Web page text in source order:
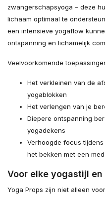
zwangerschapsyoga – deze
lichaam optimaal te
een intensieve yogaflow
ontspanning en lichamelijk
Veelvoorkomende
Het verkleinen van de
yogablokken
Het verlengen van je
Diepere ontspanning
yogadekens
Verhoogde focus
het bekken met een
Voor elke yogastijl en
Yoga Props zijn niet alleen